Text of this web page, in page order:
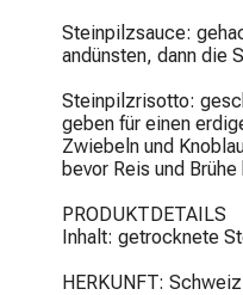
Steinpilzsauce:
andünsten, dann die
Steinpilzrisotto:
geben für einen
Zwiebeln und
bevor Reis und
PRODUKTDETAILS
Inhalt: getrocknete
HERKUNFT: Schweiz